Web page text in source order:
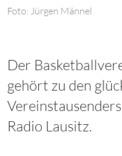
Foto: Jürgen Männel
Der
gehört zu den
Radio Lausitz.